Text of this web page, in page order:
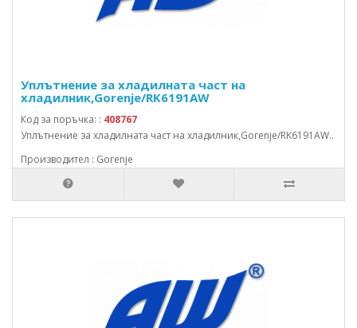
Уплътнение за хладилната част на
хладилник,Gorenje/RK6191AW
Код за поръчка: : 408767
Уплътнение за хладилната част на хладилник,Gorenje/RK6191AW..
Производител : Gorenje